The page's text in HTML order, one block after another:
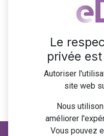
Se
Vous
Le
privée
Autoriser
site web
Nous
améliorer
Vous pouvez